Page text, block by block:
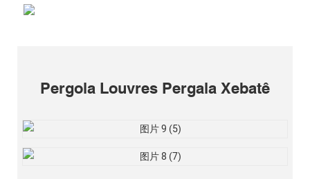
Pergola Louvres Pergala Xebatê